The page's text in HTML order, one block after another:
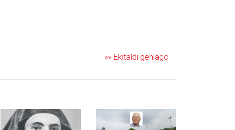
»» Ekitaldi gehiago